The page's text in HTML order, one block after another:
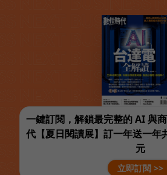
一鍵訂閱，解鎖最完整的 AI 與
代【夏日閱讀展】訂一年送一年
元
立即訂閱 >>